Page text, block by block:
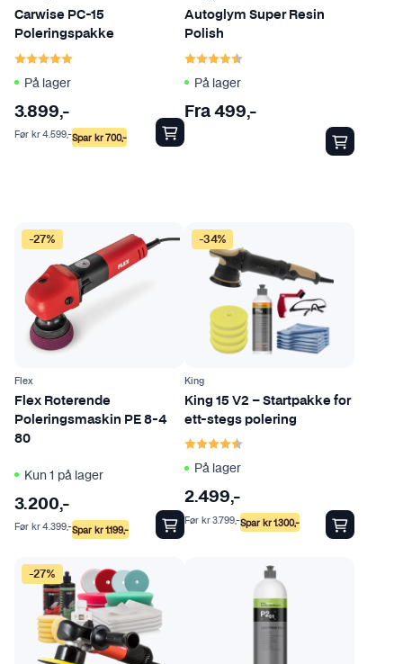
Carwise PC-15
Poleringspakke
Karakter:
På lager
3.899,-
Spar kr700,-
Før kr4.599,-
Autoglym Super Resin
Polish
Karakter:
På lager
Fra 499,-
d
u
k
t
e
t
h
i
a
n
t
e
r
.
A
-27%
Flex
Flex Roterende
Poleringsmaskin PE 8-4
80
Kun 1 på lager
3.200,-
Spar kr1.199,-
Før kr4.399,-
-34%
King
King 15 V2 – Startpakke for
ett-stegs polering
Karakter:
På lager
2.499,-
Spar kr1.300,-
Før kr3.799,-
-27%